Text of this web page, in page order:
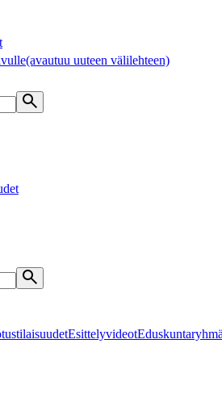
(avautuu uuteen välilehteen)
Esittelyvideot